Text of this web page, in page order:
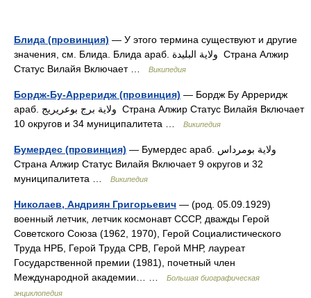
Блида (провинция) — У этого термина существуют и другие
значения, см. Блида. Блида араб. ولاية البليدة ‎‎ Страна Алжир
Статус Вилайя Включает …
Википедия
Бордж-Бу-Арреридж (провинция) — Бордж Бу Арреридж
араб. ولاية برج بوعريريج ‎‎ Страна Алжир Статус Вилайя Включает
10 округов и 34 муниципалитета …
Википедия
Бумердес (провинция) — Бумердес араб. ولاية بومرداس ‎‎
Страна Алжир Статус Вилайя Включает 9 округов и 32
муниципалитета …
Википедия
Николаев, Андриян Григорьевич — (род. 05.09.1929)
военный летчик, летчик космонавт СССР, дважды Герой
Советского Союза (1962, 1970), Герой Социалистического
Труда НРБ, Герой Труда СРВ, Герой МНР, лауреат
Государственной премии (1981), почетный член
Международной академии… …
Большая биографическая
энциклопедия